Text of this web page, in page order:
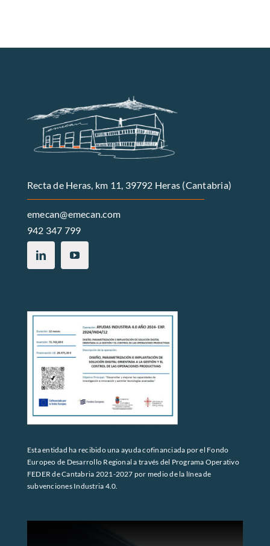
Recta de Heras, km 11, 39792 Heras (Cantabria)
emecan@emecan.com
942 347 799
Esta entidad ha recibido una ayuda cofinanciada por el Fondo
Europeo de Desarrollo Regional a través del Programa Operativo
FEDER de Cantabria 2021-2027 por medio de la línea de
subvenciones Industria 4.0.